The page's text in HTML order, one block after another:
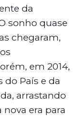
da
sonho quase
chegaram,
em 2014,
País e da
arrastando
era para